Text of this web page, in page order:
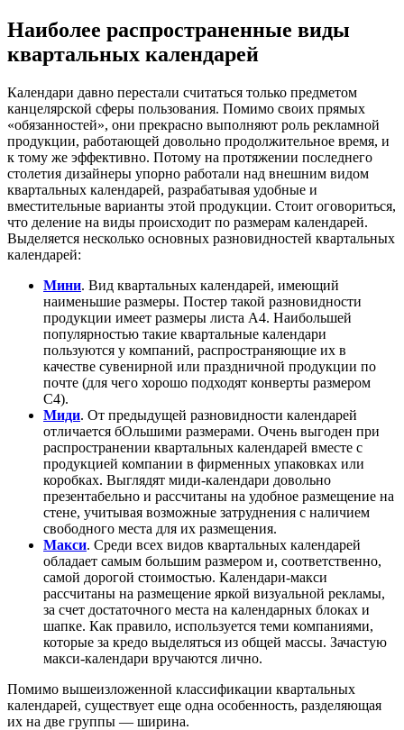
Наиболее распространенные виды
квартальных календарей
Календари давно перестали считаться только предметом
канцелярской сферы пользования. Помимо своих прямых
«обязанностей», они прекрасно выполняют роль рекламной
продукции, работающей довольно продолжительное время, и
к тому же эффективно. Потому на протяжении последнего
столетия дизайнеры упорно работали над внешним видом
квартальных календарей, разрабатывая удобные и
вместительные варианты этой продукции. Стоит оговориться,
что деление на виды происходит по размерам календарей.
Выделяется несколько основных разновидностей квартальных
календарей:
Мини. Вид квартальных календарей, имеющий
наименьшие размеры. Постер такой разновидности
продукции имеет размеры листа А4. Наибольшей
популярностью такие квартальные календари
пользуются у компаний, распространяющие их в
качестве сувенирной или праздничной продукции по
почте (для чего хорошо подходят конверты размером
С4).
Миди. От предыдущей разновидности календарей
отличается бОльшими размерами. Очень выгоден при
распространении квартальных календарей вместе с
продукцией компании в фирменных упаковках или
коробках. Выглядят миди-календари довольно
презентабельно и рассчитаны на удобное размещение на
стене, учитывая возможные затруднения с наличием
свободного места для их размещения.
Макси. Среди всех видов квартальных календарей
обладает самым большим размером и, соответственно,
самой дорогой стоимостью. Календари-макси
рассчитаны на размещение яркой визуальной рекламы,
за счет достаточного места на календарных блоках и
шапке. Как правило, используется теми компаниями,
которые за кредо выделяться из общей массы. Зачастую
макси-календари вручаются лично.
Помимо вышеизложенной классификации квартальных
календарей, существует еще одна особенность, разделяющая
их на две группы — ширина.